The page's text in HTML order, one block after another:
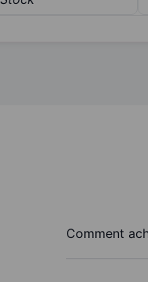
Comment